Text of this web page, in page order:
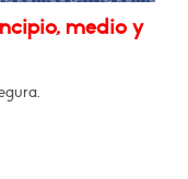
medio y